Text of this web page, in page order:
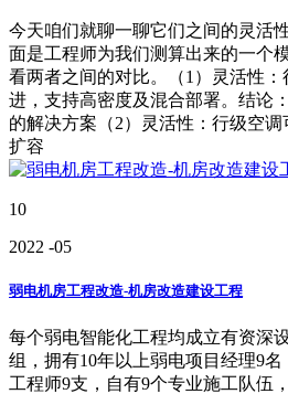
今天咱们就聊一聊它们之间的灵活
面是工程师为我们测算出来的一个
看两者之间的对比。（1）灵活性
进，支持高密度及混合部署。结论
的解决方案（2）灵活性：行级空
扩容
10
2022 -05
弱电机房工程改造-机房改造建设工程
每个弱电智能化工程均成立有资深
组，拥有10年以上弱电项目经理9
工程师9支，自有9个专业施工队伍